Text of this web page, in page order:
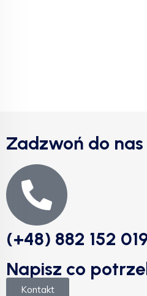
Zadzwoń do nas
(+48) 882 152
Napisz co
Kontakt